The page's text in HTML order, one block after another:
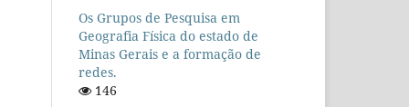
Os Grupos de Pesquisa em
Geografia Física do estado de
Minas Gerais e a formação de
redes.
146